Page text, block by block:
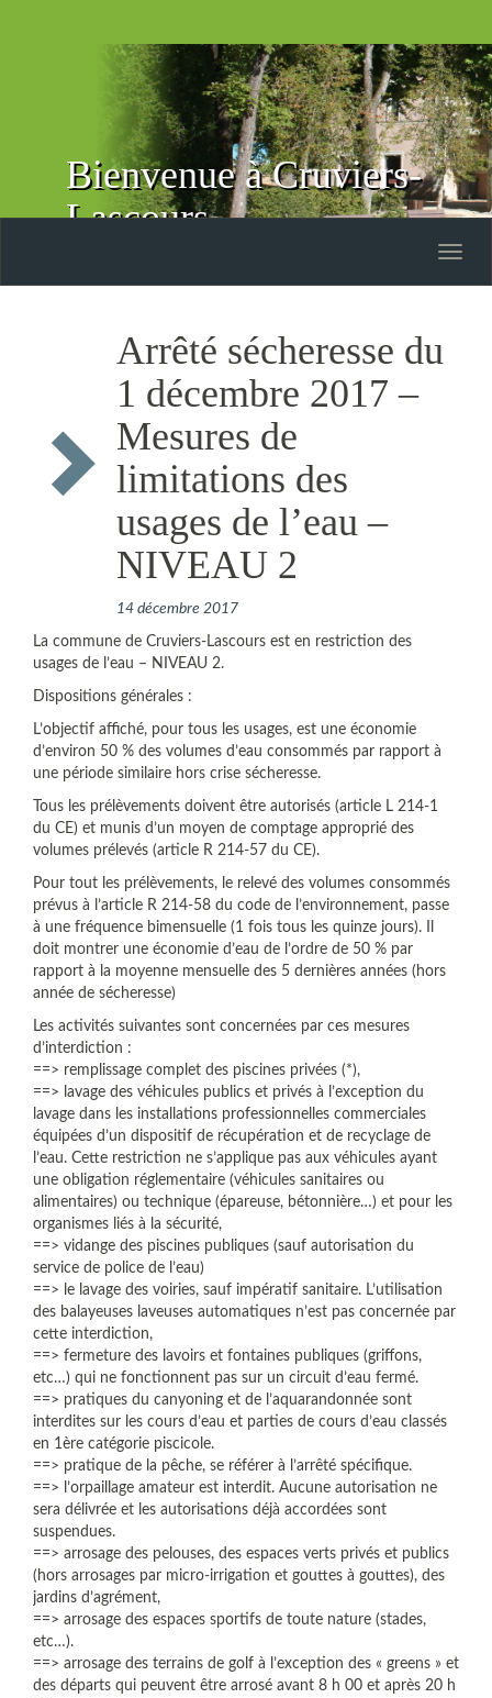
Bienvenue à Cruviers-
Lascours
Toggle
Arrêté sécheresse du
1 décembre 2017 –
Mesures de
limitations des
usages de l’eau –
NIVEAU 2
14 décembre 2017
La commune de Cruviers-Lascours est en restriction des
usages de l’eau – NIVEAU 2.
Dispositions générales :
L’objectif affiché, pour tous les usages, est une économie
d’environ 50 % des volumes d’eau consommés par rapport à
une période similaire hors crise sécheresse.
Tous les prélèvements doivent être autorisés (article L 214-1
du CE) et munis d’un moyen de comptage approprié des
volumes prélevés (article R 214-57 du CE).
Pour tout les prélèvements, le relevé des volumes consommés
prévus à l’article R 214-58 du code de l’environnement, passe
à une fréquence bimensuelle (1 fois tous les quinze jours). Il
doit montrer une économie d’eau de l’ordre de 50 % par
rapport à la moyenne mensuelle des 5 dernières années (hors
année de sécheresse)
Les activités suivantes sont concernées par ces mesures
d’interdiction :
==> remplissage complet des piscines privées (*),
==> lavage des véhicules publics et privés à l’exception du
lavage dans les installations professionnelles commerciales
équipées d’un dispositif de récupération et de recyclage de
l’eau. Cette restriction ne s’applique pas aux véhicules ayant
une obligation réglementaire (véhicules sanitaires ou
alimentaires) ou technique (épareuse, bétonnière…) et pour les
organismes liés à la sécurité,
==> vidange des piscines publiques (sauf autorisation du
service de police de l’eau)
==> le lavage des voiries, sauf impératif sanitaire. L’utilisation
des balayeuses laveuses automatiques n’est pas concernée par
cette interdiction,
==> fermeture des lavoirs et fontaines publiques (griffons,
etc…) qui ne fonctionnent pas sur un circuit d’eau fermé.
==> pratiques du canyoning et de l’aquarandonnée sont
interdites sur les cours d’eau et parties de cours d’eau classés
en 1ère catégorie piscicole.
==> pratique de la pêche, se référer à l’arrêté spécifique.
==> l’orpaillage amateur est interdit. Aucune autorisation ne
sera délivrée et les autorisations déjà accordées sont
suspendues.
==> arrosage des pelouses, des espaces verts privés et publics
(hors arrosages par micro-irrigation et gouttes à gouttes), des
jardins d’agrément,
==> arrosage des espaces sportifs de toute nature (stades,
etc…).
==> arrosage des terrains de golf à l’exception des « greens » et
des départs qui peuvent être arrosé avant 8 h 00 et après 20 h